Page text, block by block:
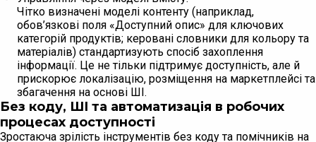
Чітко визначені моделі контенту (наприклад,
обов’язкові поля «Доступний опис» для ключових
категорій продуктів; керовані словники для кольору та
матеріалів) стандартизують спосіб захоплення
інформації. Це не тільки підтримує доступність, але й
прискорює локалізацію, розміщення на маркетплейсі та
збагачення на основі ШІ.
Без коду, ШІ та автоматизація в робочих
процесах доступності
Зростаюча зрілість інструментів без коду та помічників на